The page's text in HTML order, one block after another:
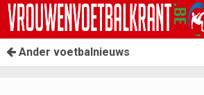
Ander voetbalnieuws